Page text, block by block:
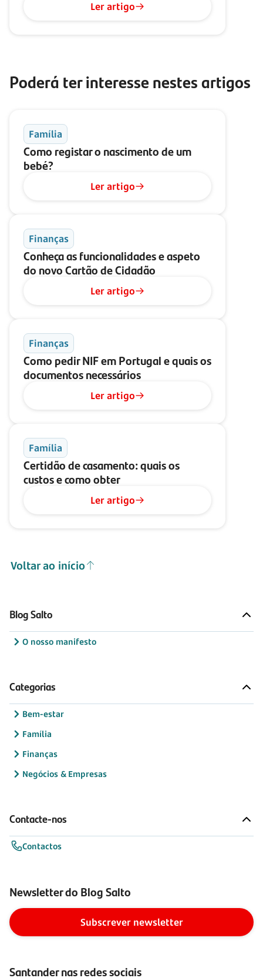
Ler artigo
Poderá ter interesse nestes artigos
Família
Como registar o nascimento de um
bebé?
Ler artigo
Finanças
Conheça as funcionalidades e aspeto
do novo Cartão de Cidadão
Ler artigo
Finanças
Como pedir NIF em Portugal e quais os
documentos necessários
Ler artigo
Família
Certidão de casamento: quais os
custos e como obter
Ler artigo
Voltar ao início
Blog Salto
O nosso manifesto
Categorias
Bem-estar
Família
Finanças
Negócios & Empresas
Contacte-nos
Contactos
Newsletter do Blog Salto
Subscrever newsletter
Santander nas redes sociais